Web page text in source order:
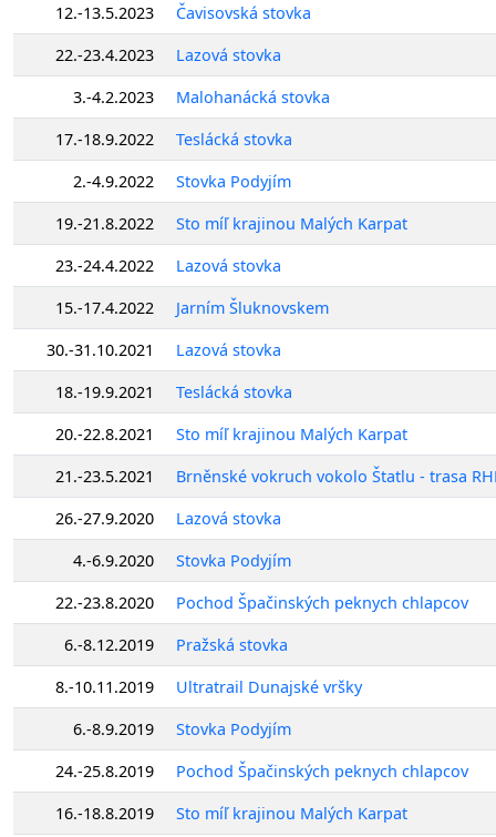
12.-13.5.2023
Čavisovská stovka
22.-23.4.2023
Lazová stovka
3.-4.2.2023
Malohanácká stovka
17.-18.9.2022
Teslácká stovka
2.-4.9.2022
Stovka Podyjím
19.-21.8.2022
Sto míľ krajinou Malých Karpat
23.-24.4.2022
Lazová stovka
15.-17.4.2022
Jarním Šluknovskem
30.-31.10.2021
Lazová stovka
18.-19.9.2021
Teslácká stovka
20.-22.8.2021
Sto míľ krajinou Malých Karpat
21.-23.5.2021
Brněnské vokruch vokolo Štatlu - trasa
26.-27.9.2020
Lazová stovka
4.-6.9.2020
Stovka Podyjím
22.-23.8.2020
Pochod Špačinských peknych chlapcov
6.-8.12.2019
Pražská stovka
8.-10.11.2019
Ultratrail Dunajské vršky
6.-8.9.2019
Stovka Podyjím
24.-25.8.2019
Pochod Špačinských peknych chlapcov
16.-18.8.2019
Sto míľ krajinou Malých Karpat